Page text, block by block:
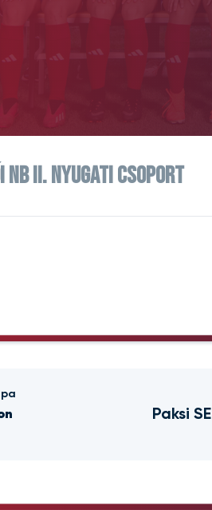
NB II. NYUGATI CSOPORT
Paksi SE